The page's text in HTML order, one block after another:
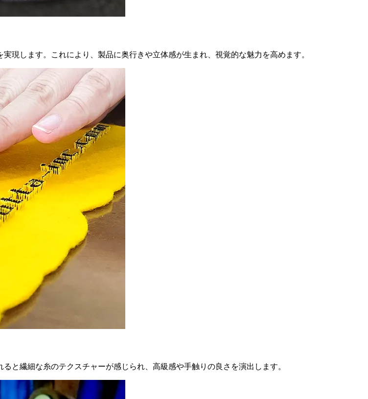
現します。これにより、製品に奥行きや立体感が生まれ、視覚的な魅力を高めます。
と繊細な糸のテクスチャーが感じられ、高級感や手触りの良さを演出します。